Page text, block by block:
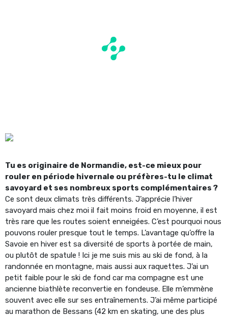
Tu es originaire de Normandie, est-ce mieux pour
rouler en période hivernale ou préfères-tu le climat
savoyard et ses nombreux sports complémentaires ?
Ce sont deux climats très différents. J’apprécie l’hiver
savoyard mais chez moi il fait moins froid en moyenne, il est
très rare que les routes soient enneigées. C’est pourquoi nous
pouvons rouler presque tout le temps. L’avantage qu’offre la
Savoie en hiver est sa diversité de sports à portée de main,
ou plutôt de spatule ! Ici je me suis mis au ski de fond, à la
randonnée en montagne, mais aussi aux raquettes. J’ai un
petit faible pour le ski de fond car ma compagne est une
ancienne biathlète reconvertie en fondeuse. Elle m’emmène
souvent avec elle sur ses entraînements. J’ai même participé
au marathon de Bessans (42 km en skating, une des plus